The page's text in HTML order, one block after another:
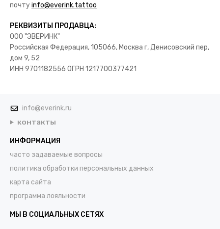
почту info@everink.tattoo
РЕКВИЗИТЫ ПРОДАВЦА:
ООО "ЭВЕРИНК"
Российская Федерация, 105066, Москва г, Денисовский пер,
дом 9, 52
ИНН 9701182556 ОГРН 1217700377421
info@everink.ru
контакты
ИНФОРМАЦИЯ
часто задаваемые вопросы
политика обработки персональных данных
карта сайта
программа лояльности
МЫ В СОЦИАЛЬНЫХ СЕТЯХ